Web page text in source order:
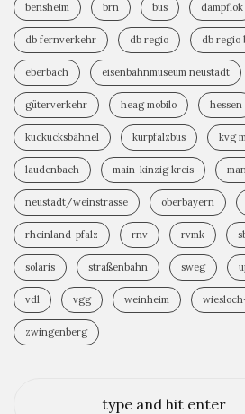
bensheim brn bus dampflok
db fernverkehr db regio db regio
eberbach eisenbahnmuseum neustadt
güterverkehr heag mobilo hessen
kuckucksbähnel kurpfalzbus kvg
laudenbach main-kinzig kreis
neustadt/weinstrasse oberbayern
rheinland-pfalz rnv rvmk
solaris straßenbahn sweg
vdl vgg weinheim
zwingenberg